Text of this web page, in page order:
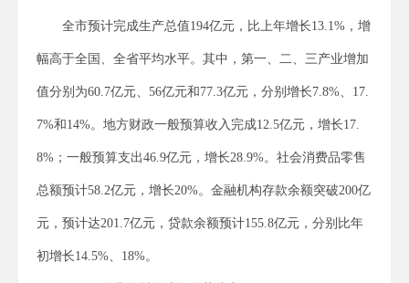
全市预计完成生产总值194亿元，比上年增长13.1%，增
幅高于全国、全省平均水平。其中，第一、二、三产业增加
值分别为60.7亿元、56亿元和77.3亿元，分别增长7.8%、17.
7%和14%。地方财政一般预算收入完成12.5亿元，增长17.
8%；一般预算支出46.9亿元，增长28.9%。社会消费品零售
总额预计58.2亿元，增长20%。金融机构存款余额突破200亿
元，预计达201.7亿元，贷款余额预计155.8亿元，分别比年
初增长14.5%、18%。